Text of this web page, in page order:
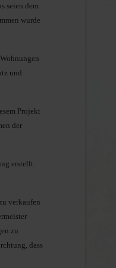
seien dem
wurde
und
Projekt
der
erstellt.
verkaufen
zu
dass